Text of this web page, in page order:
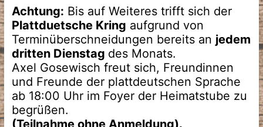
Achtung: Bis auf Weiteres trifft sich der
Plattduetsche Kring aufgrund von
Terminüberschneidungen bereits an jedem
dritten Dienstag des Monats.
Axel Gosewisch freut sich, Freundinnen
und Freunde der plattdeutschen Sprache
ab 18:00 Uhr im Foyer der Heimatstube zu
begrüßen.
(Teilnahme ohne Anmeldung).